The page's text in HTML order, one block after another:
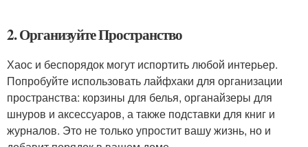
2. Организуйте Пространство
Хаос и беспорядок могут испортить любой интерьер.
Попробуйте использовать лайфхаки для организации
пространства: корзины для белья, органайзеры для
шнуров и аксессуаров, а также подставки для книг и
журналов. Это не только упростит вашу жизнь, но и